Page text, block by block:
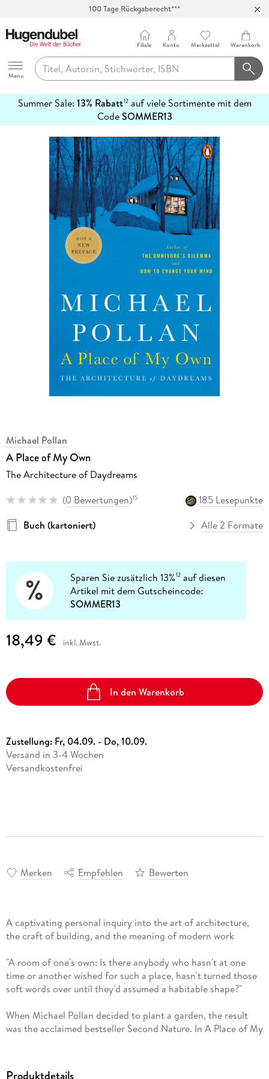
100 Tage Rückgaberecht***
Hugendubel
Menu
Filiale Konto Merkzettel Warenkorb
Summer Sale: 13% Rabatt12auf viele Sortimente mit dem
CodeSOMMER13
erfahren
Michael Pollan
A Place of My Own
The Architecture of Daydreams
(0 Bewertungen)15
185 Lesepunkte
Buch (kartoniert)
Alle 2 Formate
Sparen Sie zusätzlich 13%12 auf diesen
Artikel mit dem Gutscheincode:
SOMMER13
18,49 € inkl. Mwst.
In den Warenkorb
Zustellung: Fr, 04.09. - Do, 10.09.
Versand in 3-4 Wochen
Versandkostenfrei
Merken Empfehlen Bewerten
A captivating personal inquiry into the art of architecture,
the craft of building, and the meaning of modern work
"A room of one's own: Is there anybody who hasn't at one
time or another wished for such a place, hasn't turned those
soft words over until they'd assumed a habitable shape?"
When Michael Pollan decided to plant a garden, the result
was the acclaimed bestseller Second Nature. In A Place of My
one-room structure on his rural Connecticut property-a place